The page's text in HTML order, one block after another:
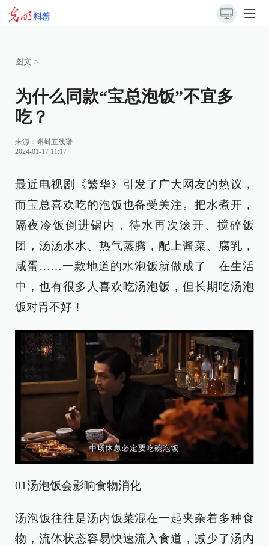
图文 >
为什么同款“宝总泡饭”不宜多
吃？
来源：蝌蚪五线谱
2024-01-17 11:17
最近电视剧《繁华》引发了广大网友的热议，
而宝总喜欢吃的泡饭也备受关注。把水煮开，
隔夜冷饭倒进锅内，待水再次滚开、搅碎饭
团，汤汤水水、热气蒸腾，配上酱菜、腐乳，
咸蛋……一款地道的水泡饭就做成了。在生活
中，也有很多人喜欢吃汤泡饭，但长期吃汤泡
饭对胃不好！
01汤泡饭会影响食物消化
汤泡饭往往是汤内饭菜混在一起夹杂着多种食
物，流体状态容易快速流入食道，减少了汤内